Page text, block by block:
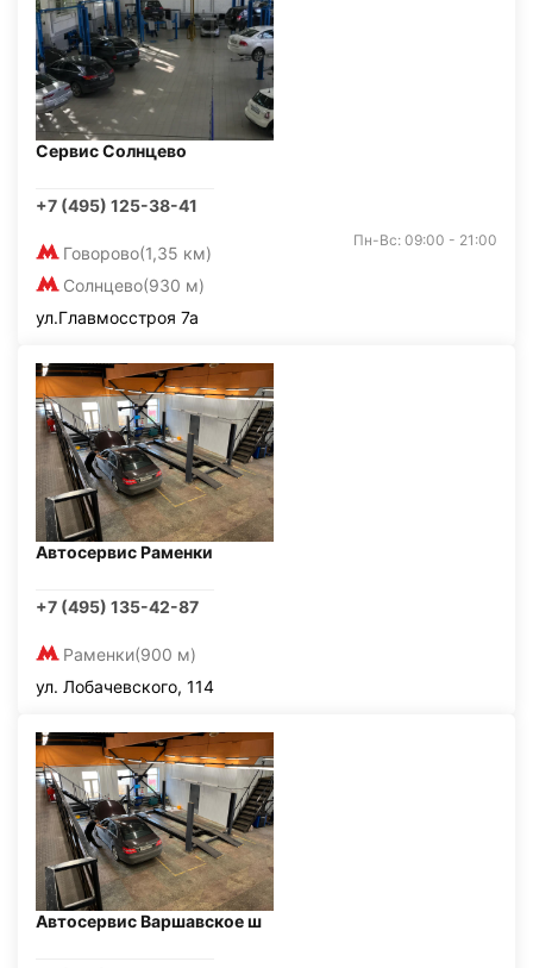
Сервис Солнцево
+7 (495) 125-38-41
Говорово(1,35 км)
Солнцево(930 м)
Пн-Вс: 09:00 - 21:00
ул.Главмосстроя 7а
Автосервис Раменки
+7 (495) 135-42-87
Раменки(900 м)
ул. Лобачевского, 114
Автосервис Варшавское ш